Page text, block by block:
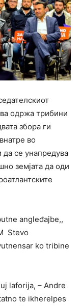
одржа трибини
збора ги
во
се унапредува
земјата да оди
angleđajbe,,
Stevo
ko tribine
laforija, – Andre
te ikherelpes